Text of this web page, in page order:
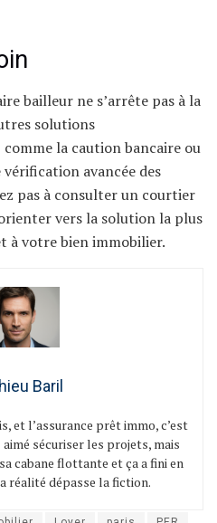
bailleur ne s’arrête pas à la
solutions
la caution bancaire ou
vérification avancée des
pas à consulter un courtier
vers la solution la plus
à votre bien immobilier.
Baril
et l’assurance prêt immo, c’est
aimé sécuriser les projets, mais
cabane flottante et ça a fini en
réalité dépasse la fiction.